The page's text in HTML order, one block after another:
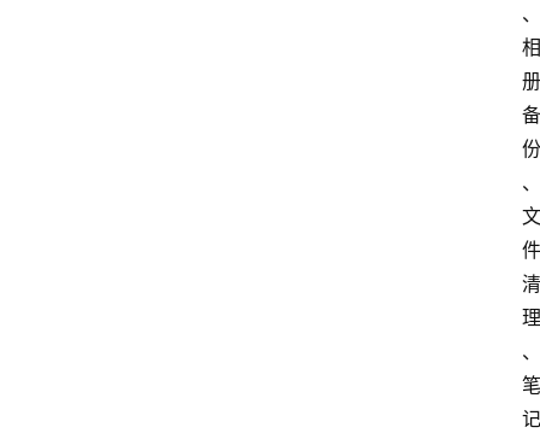
、
相
册
备
份
、
文
件
清
理
、
笔
记